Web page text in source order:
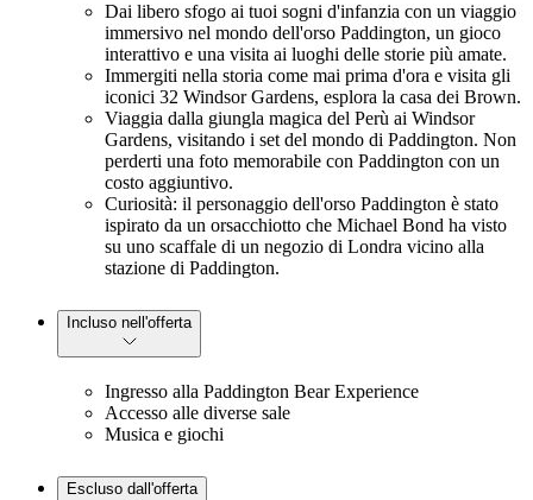
Dai libero sfogo ai tuoi sogni d'infanzia con un viaggio
immersivo nel mondo dell'orso Paddington, un gioco
interattivo e una visita ai luoghi delle storie più amate.
Immergiti nella storia come mai prima d'ora e visita gli
iconici 32 Windsor Gardens, esplora la casa dei Brown.
Viaggia dalla giungla magica del Perù ai Windsor
Gardens, visitando i set del mondo di Paddington. Non
perderti una foto memorabile con Paddington con un
costo aggiuntivo.
Curiosità: il personaggio dell'orso Paddington è stato
ispirato da un orsacchiotto che Michael Bond ha visto
su uno scaffale di un negozio di Londra vicino alla
stazione di Paddington.
Incluso nell'offerta
Ingresso alla Paddington Bear Experience
Accesso alle diverse sale
Musica e giochi
Escluso dall'offerta